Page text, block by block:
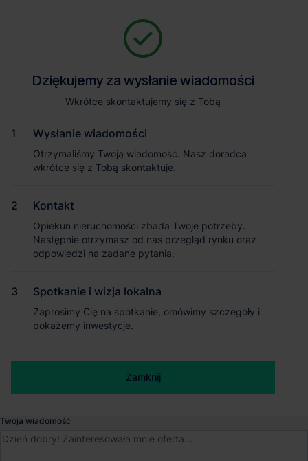
Magazyn GLP Poznań Airport Logistics
, Wielkopolskie
Dostępna powierzchnia
Dziękujemy za wysłanie wiadomości
Wkrótce skontaktujemy się z Tobą
Wysłanie wiadomości
Otrzymaliśmy Twoją wiadomość. Nasz doradca
wkrótce się z Tobą skontaktuje.
Kontakt
Opiekun nieruchomości zbada Twoje potrzeby.
Następnie otrzymasz od nas przegląd rynku oraz
odpowiedzi na zadane pytania.
Spotkanie i wizja lokalna
Zaprosimy Cię na spotkanie, omówimy szczegóły i
pokażemy inwestycje.
Zamknij
Jesteśmy tu, żeby Ci pomóc. Niezależnie od tego, na jakim etapie
pomożemy Ci wybrać najlepszą ofertę. Napisz do nas!
Imię i nazwisko
Nazwa firmy
Email służbowy
Twoja wiadomość
Dziękujemy za wysłanie wiadomości
Wkrótce skontaktujemy się z Tobą
Wysłanie wiadomości
Otrzymaliśmy Twoją wiadomość. Nasz doradca
wkrótce się z Tobą skontaktuje.
Kontakt
Opiekun nieruchomości zbada Twoje potrzeby.
Następnie otrzymasz od nas przegląd rynku oraz
odpowiedzi na zadane pytania.
Spotkanie i wizja lokalna
Zaprosimy Cię na spotkanie, omówimy szczegóły i
pokażemy inwestycje.
Zamknij